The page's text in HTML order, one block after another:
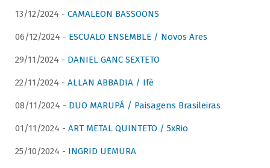
13/12/2024 - CAMALEON BASSOONS
06/12/2024 - ESCUALO ENSEMBLE / Novos Ares
29/11/2024 - DANIEL GANC SEXTETO
22/11/2024 - ALLAN ABBADIA / Ifè
08/11/2024 - DUO MARUPÁ / Paisagens Brasileiras
01/11/2024 - ART METAL QUINTETO / 5xRio
25/10/2024 - INGRID UEMURA